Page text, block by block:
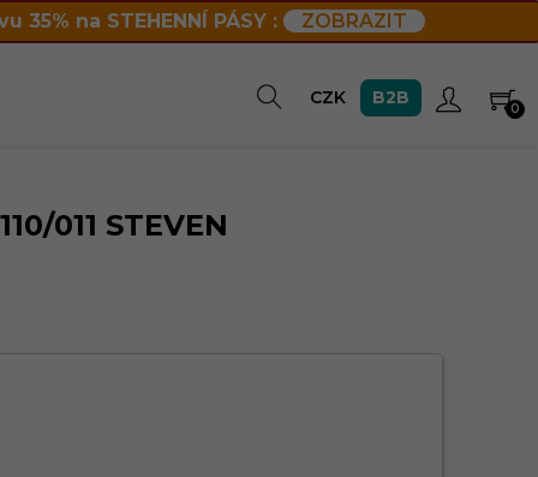
35% na STEHENNÍ PÁSY : ZOBRAZIT
CZK B2B
0
011 STEVEN